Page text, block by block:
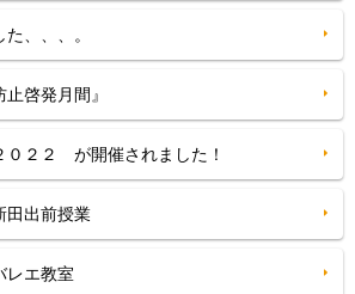
、、、。
止啓発月間』
０２２ が開催されました！
田出前授業
レエ教室